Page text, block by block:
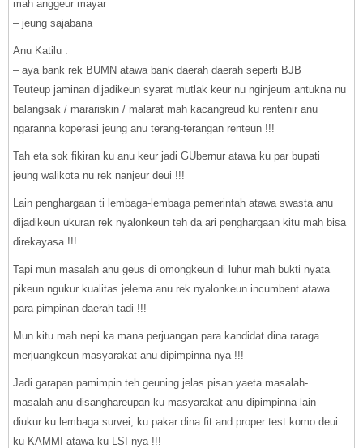
mah anggeur mayar
– jeung sajabana
Anu Katilu :
– aya bank rek BUMN atawa bank daerah daerah seperti BJB
Teuteup jaminan dijadikeun syarat mutlak keur nu nginjeum antukna nu
balangsak / marariskin / malarat mah kacangreud ku rentenir anu
ngaranna koperasi jeung anu terang-terangan renteun !!!
Tah eta sok fikiran ku anu keur jadi GUbernur atawa ku par bupati
jeung walikota nu rek nanjeur deui !!!
Lain penghargaan ti lembaga-lembaga pemerintah atawa swasta anu
dijadikeun ukuran rek nyalonkeun teh da ari penghargaan kitu mah bisa
direkayasa !!!
Tapi mun masalah anu geus di omongkeun di luhur mah bukti nyata
pikeun ngukur kualitas jelema anu rek nyalonkeun incumbent atawa
para pimpinan daerah tadi !!!
Mun kitu mah nepi ka mana perjuangan para kandidat dina raraga
merjuangkeun masyarakat anu dipimpinna nya !!!
Jadi garapan pamimpin teh geuning jelas pisan yaeta masalah-
masalah anu disanghareupan ku masyarakat anu dipimpinna lain
diukur ku lembaga survei, ku pakar dina fit and proper test komo deui
ku KAMMI atawa ku LSI nya !!!